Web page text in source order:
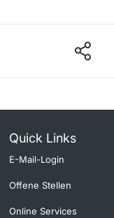
Quick Links
E-Mail-Login
Offene Stellen
Online Services